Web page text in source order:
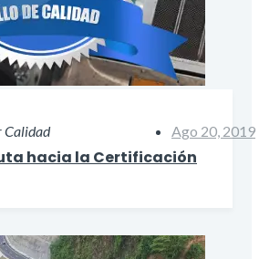
Calidad Ago 20, 2019
hacia la Certificación